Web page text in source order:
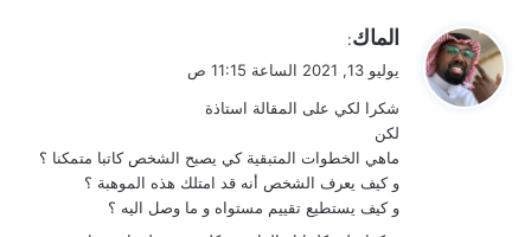
المنصات المناسبة لتسويق محتواك كيف تختارها؟ ولماذا؟
وما الذي تتوقعه من كل منها؟
Comments
ي
ل
الماك:
يوليو 13, 2021 الساعة 11:15 ص
شكرا لكي على المقالة استاذة
لكن
ماهي الخطوات المتبقية كي يصبح الشخص كاتبا متمكنا ؟
و كيف يعرف الشخص أنه قد امتلك هذه الموهبة ؟
و كيف يستطيع تقييم مستواه و ما وصل اليه ؟